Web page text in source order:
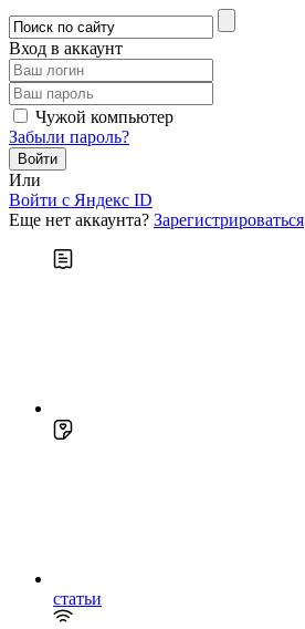
Вход в аккаунт
Чужой компьютер
Забыли пароль?
Или
Войти c Яндекс ID
Еще нет аккаунта? Зарегистрироваться
статьи